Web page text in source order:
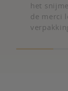
het
de merci